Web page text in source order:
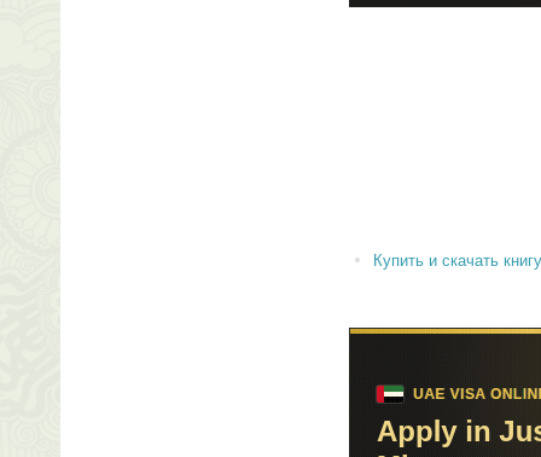
Купить и скачать